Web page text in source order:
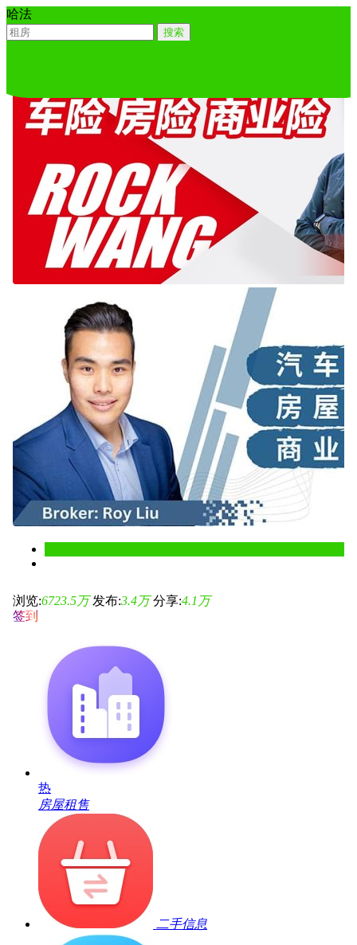
哈法
搜索
浏览:6723.5万 发布:3.4万 分享:4.1 万
签到
热
房屋租售
二手信息